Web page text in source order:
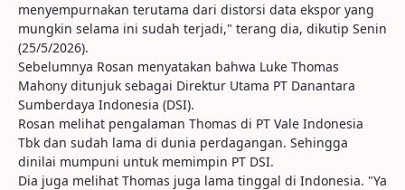
menyempurnakan terutama dari distorsi data ekspor yang
mungkin selama ini sudah terjadi," terang dia, dikutip Senin
(25/5/2026).
Sebelumnya Rosan menyatakan bahwa Luke Thomas
Mahony ditunjuk sebagai Direktur Utama PT Danantara
Sumberdaya Indonesia (DSI).
Rosan melihat pengalaman Thomas di PT Vale Indonesia
Tbk dan sudah lama di dunia perdagangan. Sehingga
dinilai mumpuni untuk memimpin PT DSI.
Dia juga melihat Thomas juga lama tinggal di Indonesia. "Ya